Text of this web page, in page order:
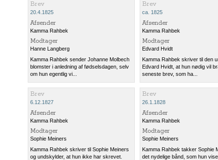
Brev
20.4.1825
Afsender
Kamma Rahbek
Modtager
Hanne Langberg
Kamma Rahbek sender Johanne Molbech
blomster i anledning af fødselsdagen, selv
om hun egentlig vi...
Brev
ca. 1825
Afsender
Kamma Rahbek
Modtager
Edvard Hvidt
Kamma Rahbek skriver til den
Edvard Hvidt, at hun nødig vil
seneste brev, som ha...
Brev
6.12.1827
Afsender
Kamma Rahbek
Modtager
Sophie Meiners
Kamma Rahbek skriver til Sophie Meiners
og undskylder, at hun ikke har skrevet.
Brev
26.1.1828
Afsender
Kamma Rahbek
Modtager
Sophie Meiners
Kamma Rahbek takker Sophie
det nydelige bånd, som hun